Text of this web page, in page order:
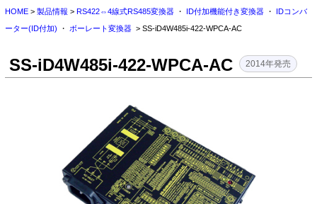
HOME
各種ダウンロード
お客様サポート
会社情報
お問い合わせ
HOME> 製品情報 > RS422⇔4線式RS485変換器・ ID付加機能付き変換器・
IDコンバ
ーター(ID付加) ・ ボーレート変換器> SS-iD4W485i-422-WPCA-AC
SS-iD4W485i-422-WPCA-AC 2014年発売